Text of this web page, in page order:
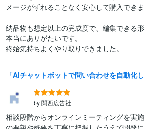
メージがずれることなく安心して購入できま
納品物も想定以上の完成度で、編集できる
本当にありがたいです。
終始気持ちよくやり取りできました。
by 関西広告社
相談段階からオンラインミーティングを実
の要望や概要を丁寧に把握したうえで開発